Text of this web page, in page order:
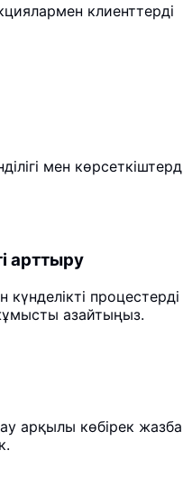
клиенттерді
мен
арттыру
процестерді
азайтыңыз.
арқылы көбірек